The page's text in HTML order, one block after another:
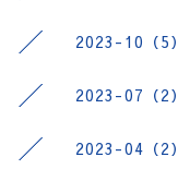
2023-10（5）
2023-07（2）
2023-04（2）